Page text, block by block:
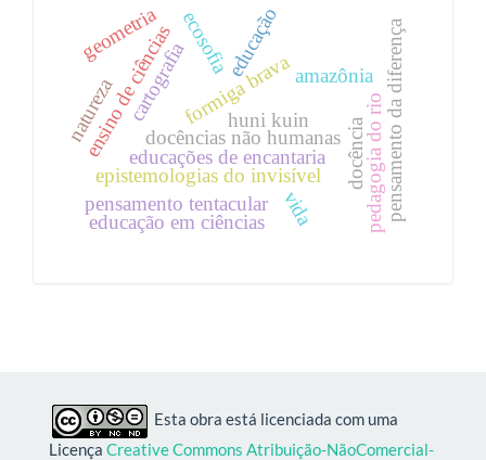
formiga brava amazônia
educações de encantaria
docências não humanas
epistemologias do invisível
educação
pensamento tentacular pensamento da diferença
docência
vida
educação em ciências
ensino de ciências
pedagogia do rio
ecosofia
cartografia huni kuin
natureza
geometria
Esta obra está licenciada com uma
Licença Creative Commons Atribuição-NãoComercial-